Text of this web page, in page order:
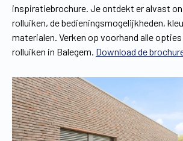
inspiratiebrochure. Je ontdekt er alvast
rolluiken, de bedieningsmogelijkheden,
materialen. Verken op voorhand alle
rolluiken in Balegem. Download de